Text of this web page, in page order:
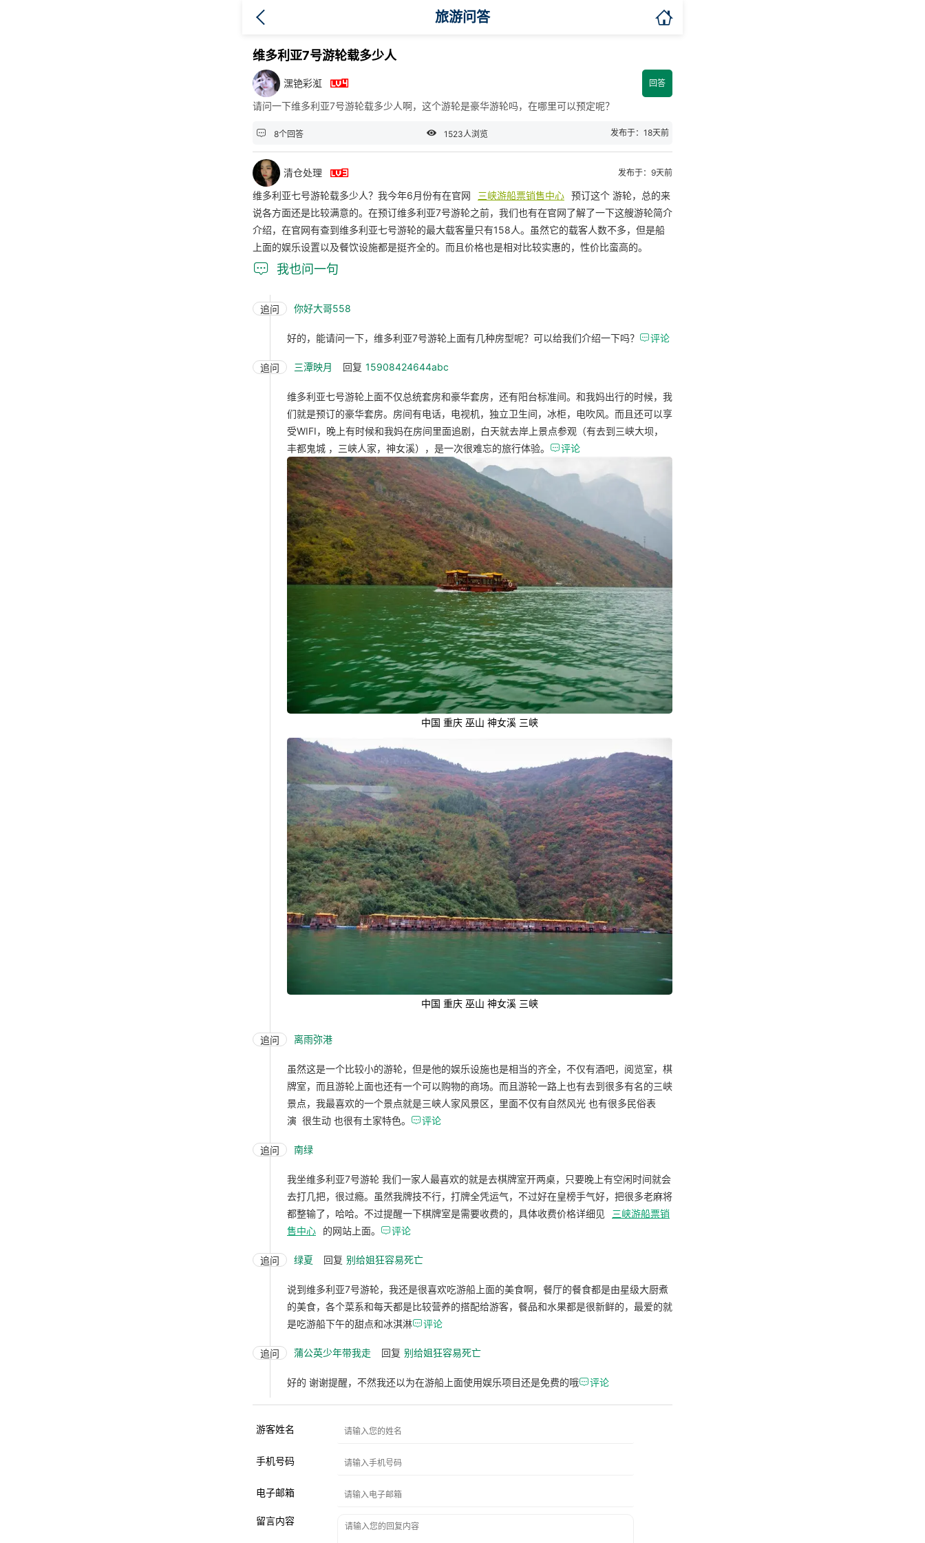
旅游问答 
维多利亚7号游轮载多少人
潶铯彩渱  回答
请问一下维多利亚7号游轮载多少人啊，这个游轮是豪华游轮吗，在哪里可以预定呢？
 8个回答  1523人浏览 发布于：18天前
清仓处理  发布于：9天前
维多利亚七号游轮载多少人？我今年6月份有在官网 三峡游船票销售中心 预订这个 游轮，总的来
说各方面还是比较满意的。在预订维多利亚7号游轮之前，我们也有在官网了解了一下这艘游轮简介
介绍，在官网有查到维多利亚七号游轮的最大载客量只有158人。虽然它的载客人数不多，但是船
上面的娱乐设置以及餐饮设施都是挺齐全的。而且价格也是相对比较实惠的，性价比蛮高的。
 我也问一句
追问 你好大哥558
好的，能请问一下，维多利亚7号游轮上面有几种房型呢？可以给我们介绍一下吗？ 评论
追问 三潭映月 回复 15908424644abc
维多利亚七号游轮上面不仅总统套房和豪华套房，还有阳台标准间。和我妈出行的时候，我
们就是预订的豪华套房。房间有电话，电视机，独立卫生间，冰柜，电吹风。而且还可以享
受WIFI，晚上有时候和我妈在房间里面追剧，白天就去岸上景点参观（有去到三峡大坝，
丰都鬼城 ，三峡人家，神女溪），是一次很难忘的旅行体验。 评论
中国 重庆 巫山 神女溪 三峡
中国 重庆 巫山 神女溪 三峡
追问 离雨弥港
虽然这是一个比较小的游轮，但是他的娱乐设施也是相当的齐全，不仅有酒吧，阅览室，棋
牌室，而且游轮上面也还有一个可以购物的商场。而且游轮一路上也有去到很多有名的三峡
景点，我最喜欢的一个景点就是三峡人家风景区，里面不仅有自然风光 也有很多民俗表
演 很生动 也很有土家特色。 评论
追问 南绿
我坐维多利亚7号游轮 我们一家人最喜欢的就是去棋牌室开两桌，只要晚上有空闲时间就会
去打几把，很过瘾。虽然我牌技不行，打牌全凭运气，不过好在皇榜手气好，把很多老麻将
都整输了，哈哈。不过提醒一下棋牌室是需要收费的，具体收费价格详细见
三峡游船票销
售中心
的网站上面。 评论
追问 绿夏 回复 别给姐狂容易死亡
说到维多利亚7号游轮，我还是很喜欢吃游船上面的美食啊，餐厅的餐食都是由星级大厨煮
的美食，各个菜系和每天都是比较营养的搭配给游客，餐品和水果都是很新鲜的，最爱的就
是吃游船下午的甜点和冰淇淋评论
追问 蒲公英少年带我走 回复 别给姐狂容易死亡
好的 谢谢提醒，不然我还以为在游船上面使用娱乐项目还是免费的哦评论
游客姓名
手机号码
电子邮箱
留言内容